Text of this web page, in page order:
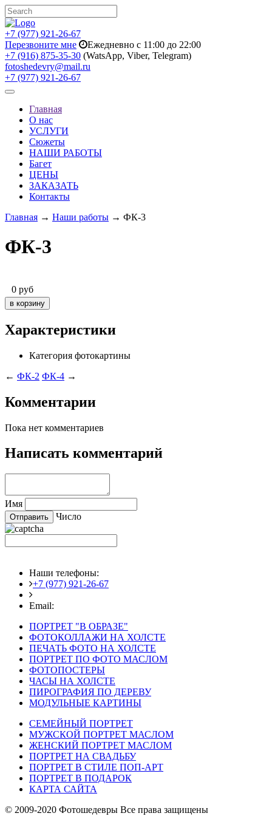
+7 (977) 921-26-67
Перезвоните мне
Ежедневно с 11:00 до 22:00
+7 (916) 875-35-30 (WatsApp, Viber, Telegram)
fotoshedevry@mail.ru
+7 (977) 921-26-67
Toggle
navigationГлавная
О нас
УСЛУГИ
Сюжеты
НАШИ РАБОТЫ
Багет
ЦЕНЫ
ЗАКАЗАТЬ
Контакты
Главная → Наши работы → ФК-3
ФК-3
0 руб
Характеристики
Категория фотокартины
← ФК-2 ФК-4 →
Комментарии
Пока нет комментариев
Написать комментарий
Имя
Число
Наши телефоны:
+7 (977) 921-26-67
Email:
ПОРТРЕТ "В ОБРАЗЕ"
ФОТОКОЛЛАЖИ НА ХОЛСТЕ
ПЕЧАТЬ ФОТО НА ХОЛСТЕ
ПОРТРЕТ ПО ФОТО МАСЛОМ
ФОТОПОСТЕРЫ
ЧАСЫ НА ХОЛСТЕ
ПИРОГРАФИЯ ПО ДЕРЕВУ
МОДУЛЬНЫЕ КАРТИНЫ
СЕМЕЙНЫЙ ПОРТРЕТ
МУЖСКОЙ ПОРТРЕТ МАСЛОМ
ЖЕНСКИЙ ПОРТРЕТ МАСЛОМ
ПОРТРЕТ НА СВАДЬБУ
ПОРТРЕТ В СТИЛЕ ПОП-АРТ
ПОРТРЕТ В ПОДАРОК
КАРТА САЙТА
© 2009-2020 Фотошедевры Все права защищены